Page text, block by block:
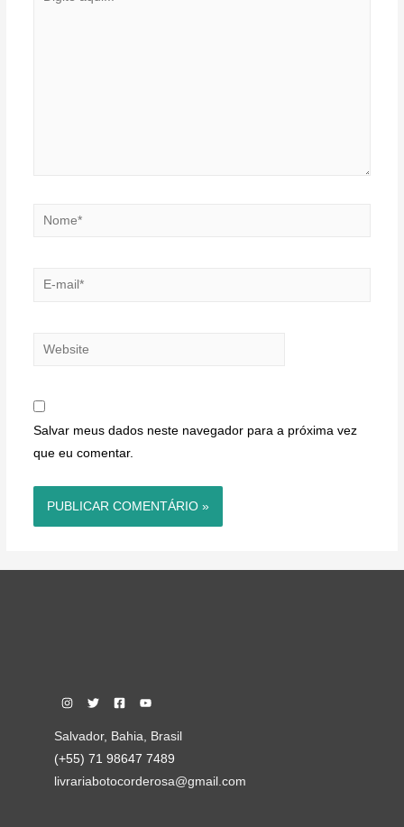
aqui...
Nome*
E-
Website
Salvar meus dados neste navegador para a próxima vez
que eu comentar.
Salvador, Bahia, Brasil
(+55) 71 98647 7489
livrariabotocorderosa@gmail.com